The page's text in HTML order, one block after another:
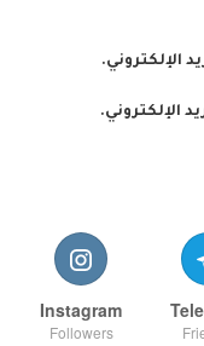
الإلكتروني.
الإلكتروني.
Instagram
Followers